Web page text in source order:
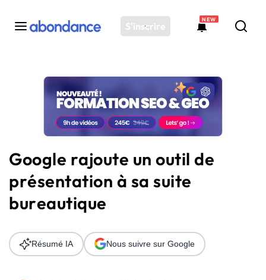
S'inscrire
NEW
Toutes les actus
Actus SEO
Plateforme
Solutions
Ressources
Audit SEO
Google rajoute un outil de
présentation à sa suite
bureautique
Résumé IA Nous suivre sur Google